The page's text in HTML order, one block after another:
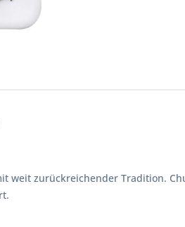
zurückreichender Tradition.